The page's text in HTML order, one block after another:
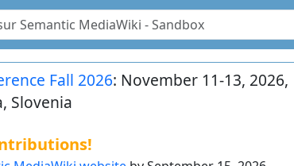
Fall 2026: November 11-13, 2026,
Slovenia